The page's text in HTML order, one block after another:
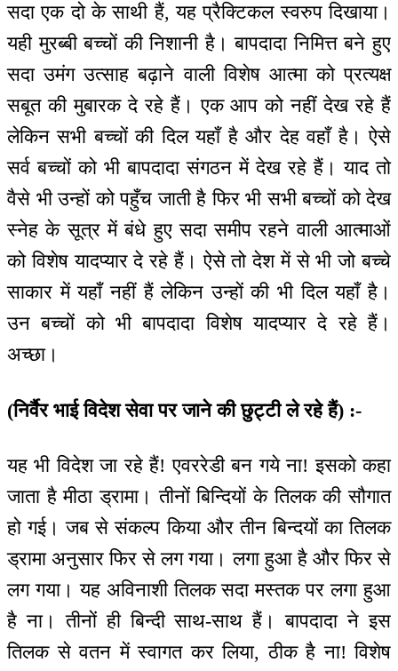
सदा एक दो के साथी हैं, यह प्रैक्टिकल स्वरुप दिखाया।
यही मुरब्बी बच्चों की निशानी है। बापदादा निमित्त बने हुए
सदा उमंग उत्साह बढ़ाने वाली विशेष आत्मा को प्रत्यक्ष
सबूत की मुबारक दे रहे हैं। एक आप को नहीं देख रहे हैं
लेकिन सभी बच्चों की दिल यहाँ है और देह वहाँ है। ऐसे
सर्व बच्चों को भी बापदादा संगठन में देख रहे हैं। याद तो
वैसे भी उन्हों को पहुँच जाती है फिर भी सभी बच्चों को देख
स्नेह के सूत्र में बंधे हुए सदा समीप रहने वाली आत्माओं
को विशेष यादप्यार दे रहे हैं। ऐसे तो देश में से भी जो बच्चे
साकार में यहाँ नहीं हैं लेकिन उन्हों की भी दिल यहाँ है।
उन बच्चों को भी बापदादा विशेष यादप्यार दे रहे हैं।
अच्छा।
(निर्वैर भाई विदेश सेवा पर जाने की छुट्टी ले रहे हैं) :-
यह भी विदेश जा रहे हैं! एवररेडी बन गये ना! इसको कहा
जाता है मीठा ड्रामा। तीनों बिन्दियों के तिलक की सौगात
हो गई। जब से संकल्प किया और तीन बिन्दयों का तिलक
ड्रामा अनुसार फिर से लग गया। लगा हुआ है और फिर से
लग गया। यह अविनाशी तिलक सदा मस्तक पर लगा हुआ
है ना। तीनों ही बिन्दी साथ-साथ हैं। बापदादा ने इस
तिलक से वतन में स्वागत कर लिया, ठीक है ना! विशेष